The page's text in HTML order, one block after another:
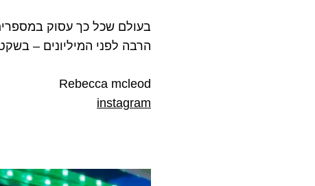
בעולם שכל כך עסוק
הרבה לפני המיליונים –
Rebecca mcleod
instagram